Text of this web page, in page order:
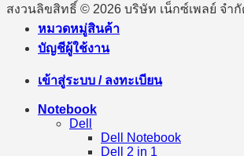
สงวนลิขสิทธิ์ © 2026 บริษัท เน็กซ์เพลย์ จำ
หมวดหมู่สินค้า
บัญชีผู้ใช้งาน
เข้าสู่ระบบ / ลงทะเบียน
Notebook
Dell
Dell Notebook
Dell 2 in 1